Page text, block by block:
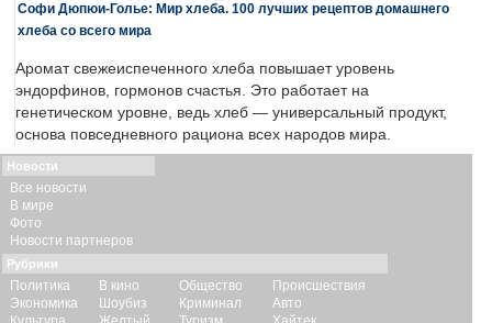
Софи Дюпюи-Голье: Мир хлеба. 100 лучших рецептов домашнего
хлеба со всего мира
Аромат свежеиспеченного хлеба повышает уровень
эндорфинов, гормонов счастья. Это работает на
генетическом уровне, ведь хлеб — универсальный продукт,
основа повседневного рациона всех народов мира.
Новости
Все новости
В мире
Фото
Новости партнеров
Рубрики
Политика
Экономика
В кино
Шоубиз
Общество
Криминал
Происшествия
Авто